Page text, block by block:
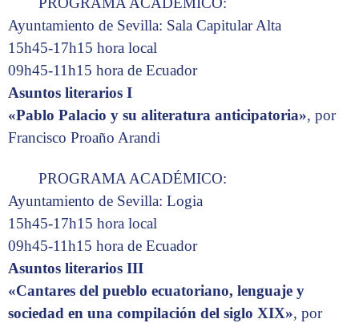
Ayuntamiento de Sevilla: Sala Capitular Alta
15h45-17h15 hora local
09h45-11h15 hora de Ecuador
Asuntos literarios I
«Pablo Palacio y su aliteratura anticipatoria», por
Francisco Proaño Arandi
PROGRAMA ACADÉMICO:
Ayuntamiento de Sevilla: Logia
15h45-17h15 hora local
09h45-11h15 hora de Ecuador
Asuntos literarios III
«Cantares del pueblo ecuatoriano, lenguaje y
sociedad en una compilación del siglo XIX», por